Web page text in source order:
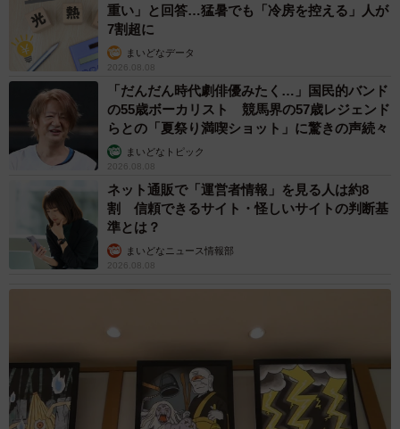
重い」と回答…猛暑でも「冷房を控える」人が
7割超に
まいどなデータ
2026.08.08
「だんだん時代劇俳優みたく…」国民的バンド
の55歳ボーカリスト 競馬界の57歳レジェンド
らとの「夏祭り満喫ショット」に驚きの声続々
まいどなトピック
2026.08.08
ネット通販で「運営者情報」を見る人は約8
割 信頼できるサイト・怪しいサイトの判断基
準とは？
まいどなニュース情報部
2026.08.08